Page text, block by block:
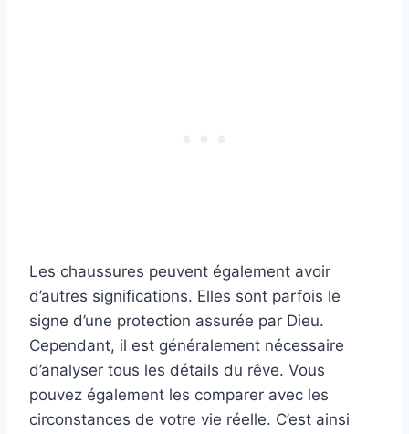
Les chaussures peuvent également avoir
d’autres significations. Elles sont parfois le
signe d’une protection assurée par Dieu.
Cependant, il est généralement nécessaire
d’analyser tous les détails du rêve. Vous
pouvez également les comparer avec les
circonstances de votre vie réelle. C’est ainsi